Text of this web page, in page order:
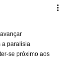
a paralisia
se próximo aos